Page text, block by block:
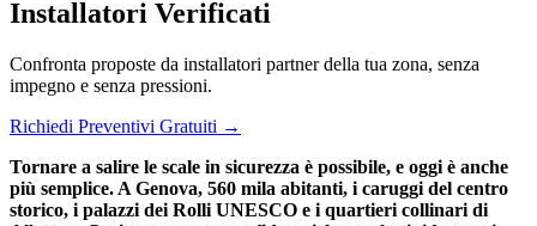
Installatori Verificati
Confronta proposte da installatori partner della tua zona, senza
impegno e senza pressioni.
Richiedi Preventivi Gratuiti →
Tornare a salire le scale in sicurezza è possibile, e oggi è anche
più semplice. A Genova, 560 mila abitanti, i caruggi del centro
storico, i palazzi dei Rolli UNESCO e i quartieri collinari di